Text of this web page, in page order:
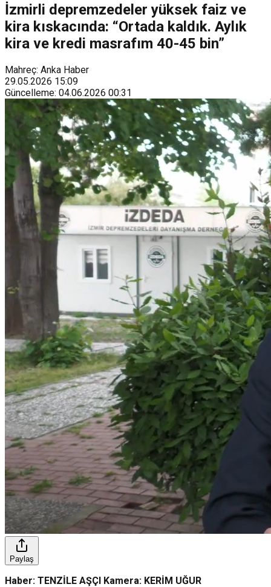
İzmirli depremzedeler yüksek faiz ve
kira kıskacında: “Ortada kaldık. Aylık
kira ve kredi masrafım 40-45 bin”
Mahreç: Anka Haber
29.05.2026 15:09
Güncelleme: 04.06.2026 00:31
Paylaş
Haber: TENZİLE AŞÇI Kamera: KERİM UĞUR